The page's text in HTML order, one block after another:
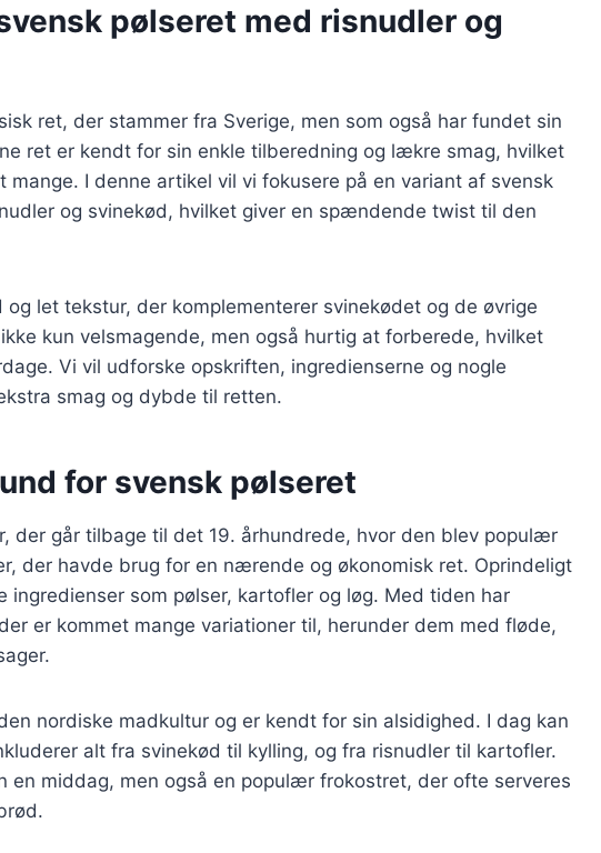
pølseret med risnudler og
ret, der stammer fra Sverige, men som også har fundet sin
ret er kendt for sin enkle tilberedning og lækre smag, hvilket
I denne artikel vil vi fokusere på en variant af svensk
og svinekød, hvilket giver en spændende twist til den
og let tekstur, der komplementerer svinekødet og de øvrige
kun velsmagende, men også hurtig at forberede, hvilket
Vi vil udforske opskriften, ingredienserne og nogle
smag og dybde til retten.
for svensk pølseret
der går tilbage til det 19. århundrede, hvor den blev populær
der havde brug for en nærende og økonomisk ret. Oprindeligt
ingredienser som pølser, kartofler og løg. Med tiden har
er kommet mange variationer til, herunder dem med fløde,
nordiske madkultur og er kendt for sin alsidighed. I dag kan
alt fra svinekød til kylling, og fra risnudler til kartofler.
en middag, men også en populær frokostret, der ofte serveres